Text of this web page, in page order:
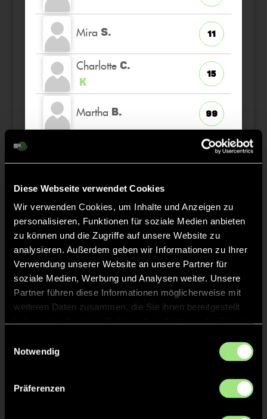
Diese Webseite verwendet Cookies
Wir verwenden Cookies, um Inhalte und Anzeigen zu
personalisieren, Funktionen für soziale Medien anbieten
zu können und die Zugriffe auf unsere Website zu
analysieren. Außerdem geben wir Informationen zu Ihrer
Verwendung unserer Website an unsere Partner für
soziale Medien, Werbung und Analysen weiter. Unsere
Partner führen diese Informationen möglicherweise mit
weiteren Daten zusammen, die Sie ihnen bereitgestellt
Notwendig
Präferenzen
Mira S. 11
Charlotte C.
K
15
Martha B. 99
Mathilda C.
Mila N.
TW
1
Staff